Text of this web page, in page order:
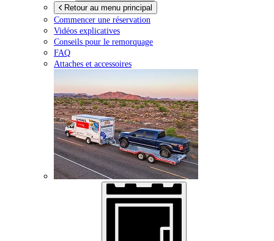
Retour au menu principal
Commencer une réservation
Vidéos explicatives
Conseils pour le remorquage
FAQ
Attaches et accessoires